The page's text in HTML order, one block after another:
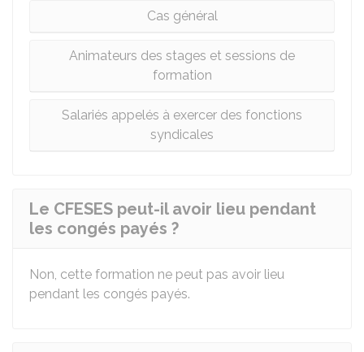
Cas général
Animateurs des stages et sessions de
formation
Salariés appelés à exercer des fonctions
syndicales
Le CFESES peut-il avoir lieu pendant
les congés payés ?
Non, cette formation ne peut pas avoir lieu
pendant les congés payés.